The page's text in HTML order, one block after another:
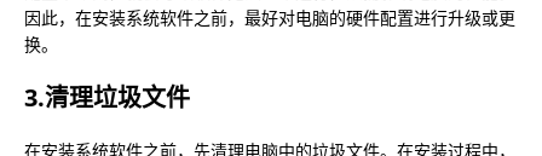
因此，在安装系统软件之前，最好对电脑的硬件配置进行升级或更
换。
3.清理垃圾文件
在安装系统软件之前，先清理电脑中的垃圾文件。在安装过程中，